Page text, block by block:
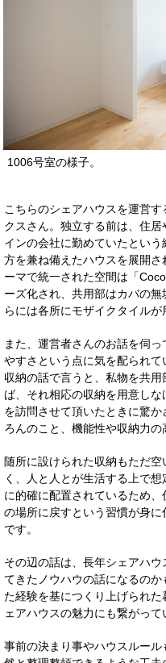
1006号室の様子。
こちらのシェアハウスを運営
クスさん。独立する前は、住
インの会社に勤めていたとい
方を兼ね備えたハウスを展開
ーマで統一された空間は「
ーズ化され、共用部はカバの
らには各所にモザイクタイルが
また、運営者さんのお話を伺
やすさという点に気を配られて
収納の話で言うと、私物を共
ば、それ相応の収納を用意し
を訪問させて頂いたときに驚
ろんのこと、機能性や収納力の
随所に設けられた収納もただ
く、人と人とが生活する上で
に的確に配置されているため
の場所に戻すという習慣が身
です。
その辺の話は、長年シェアハ
てきたノウハウの話になるの
た経験を基につくり上げられ
ェアハウスの魅力にも繋がって
事前の決まり事やハウスルー